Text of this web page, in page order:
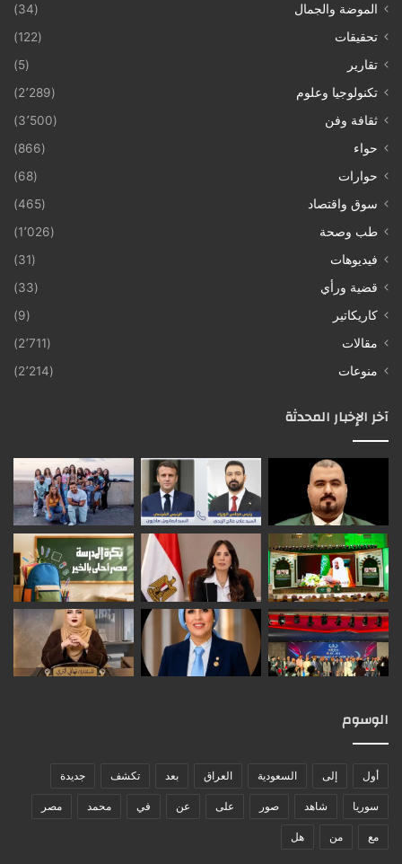
الموضة والجمال
(34)
تحقيقات
(122)
تقارير
(5)
تكنولوجيا وعلوم
(2٬289)
ثقافة وفن
(3٬500)
حواء
(866)
حوارات
(68)
سوق واقتصاد
(465)
طب وصحة
(1٬026)
فيديوهات
(31)
قضية ورأي
(33)
كاريكاتير
(9)
مقالات
(2٬711)
منوعات
(2٬214)
آخر الإخبار المحدثة
الوسوم
أول إلى السعودية العراق بعد تكشف جديدة
سوريا شاهد صور على عن في محمد مصر
مع من هل